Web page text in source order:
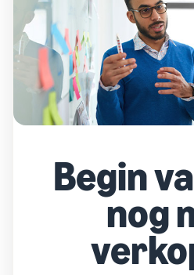
Begin
nog